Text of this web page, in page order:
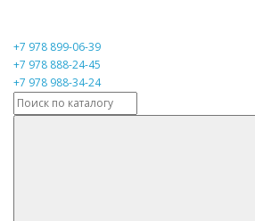
+7 978 899-06-39
+7 978 888-24-45
+7 978 988-34-24